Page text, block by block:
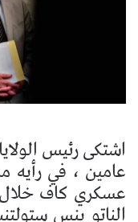
اشتكى رئيس
عامين ، في رأيه
عسكري كاف خلال